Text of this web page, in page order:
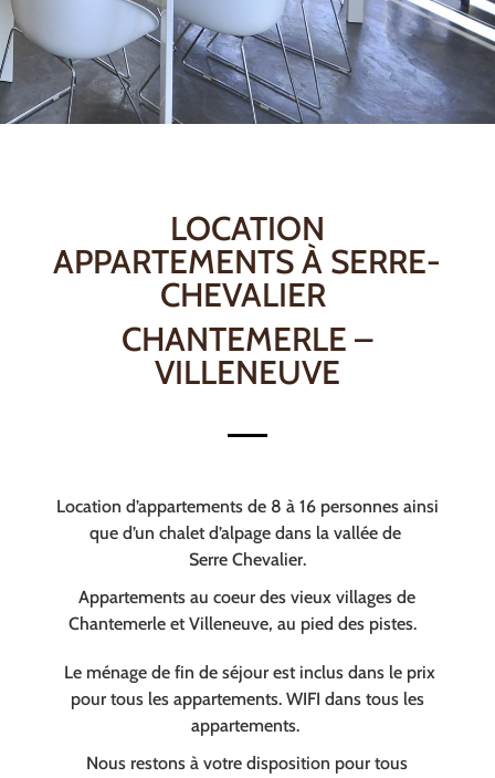
LOCATION
APPARTEMENTS À SERRE-
CHEVALIER
CHANTEMERLE –
VILLENEUVE
Location d’appartements de 8 à 16 personnes ainsi
que d’un chalet d’alpage dans la vallée de
Serre Chevalier.
Appartements au coeur des vieux villages de
Chantemerle et Villeneuve, au pied des pistes.
Le ménage de fin de séjour est inclus dans le prix
pour tous les appartements. WIFI dans tous les
appartements.
Nous restons à votre disposition pour tous